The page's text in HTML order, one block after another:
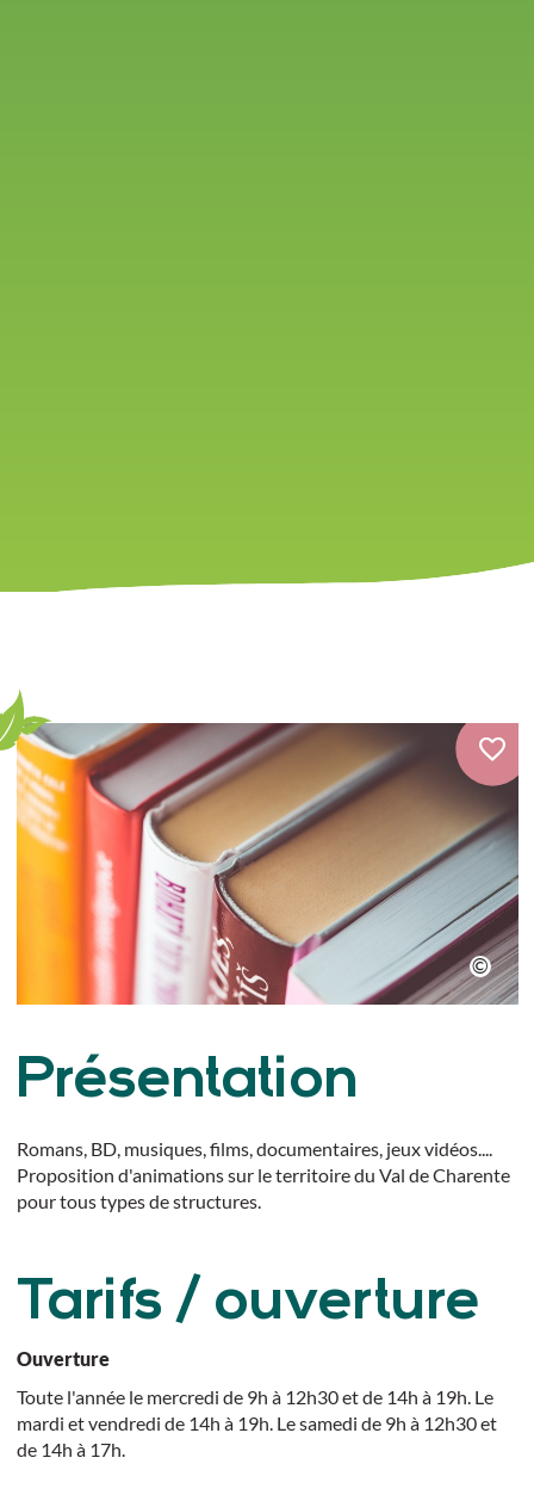
Présentation
Romans, BD, musiques, films, documentaires, jeux vidéos....
Proposition d'animations sur le territoire du Val de Charente
pour tous types de structures.
Tarifs / ouverture
Ouverture
Toute l'année le mercredi de 9h à 12h30 et de 14h à 19h. Le
mardi et vendredi de 14h à 19h. Le samedi de 9h à 12h30 et
de 14h à 17h.